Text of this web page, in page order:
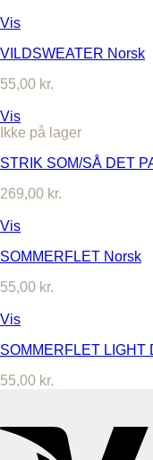
Vis
VILDSWEATER Norsk
55,00 kr.
Vis
Ikke på lager
STRIK SOM/SÅ DET
269,00 kr.
Vis
SOMMERFLET Norsk
55,00 kr.
Vis
SOMMERFLET LIGHT
55,00 kr.